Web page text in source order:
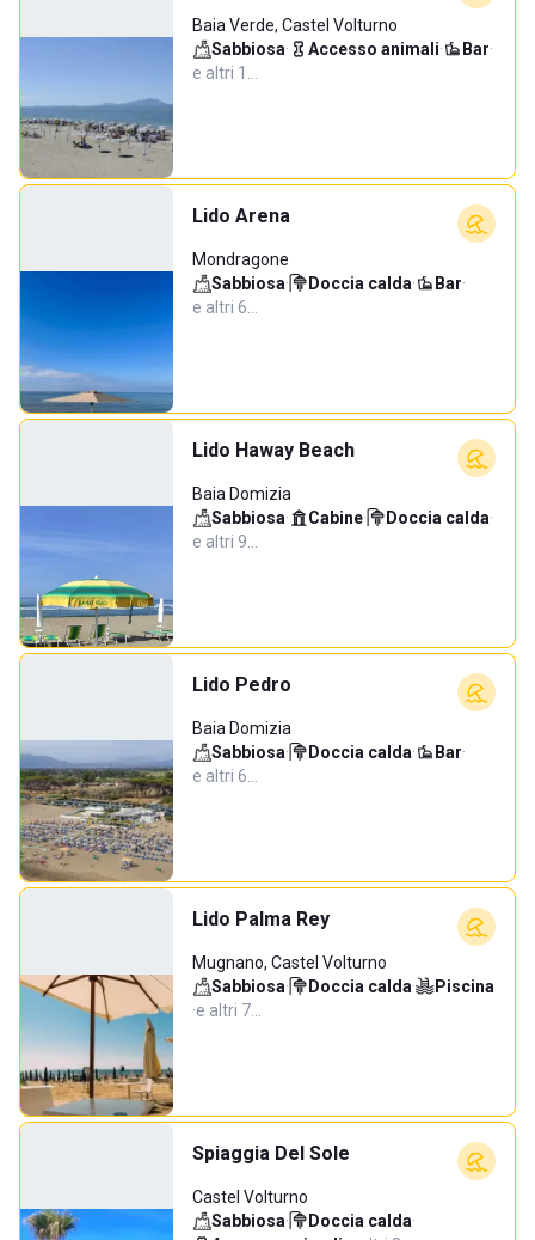
Baia Verde, Castel Volturno
Sabbiosa· Accesso animali· Bar·
e altri 1…
Lido Arena
Mondragone
Sabbiosa· Doccia calda· Bar·
e altri 6…
Lido Haway Beach
Baia Domizia
Sabbiosa· Cabine· Doccia calda·
e altri 9…
Lido Pedro
Baia Domizia
Sabbiosa· Doccia calda· Bar·
e altri 6…
Lido Palma Rey
Mugnano, Castel Volturno
Sabbiosa· Doccia calda·
Piscina
·e altri 7…
Spiaggia Del Sole
Castel Volturno
Sabbiosa· Doccia calda·